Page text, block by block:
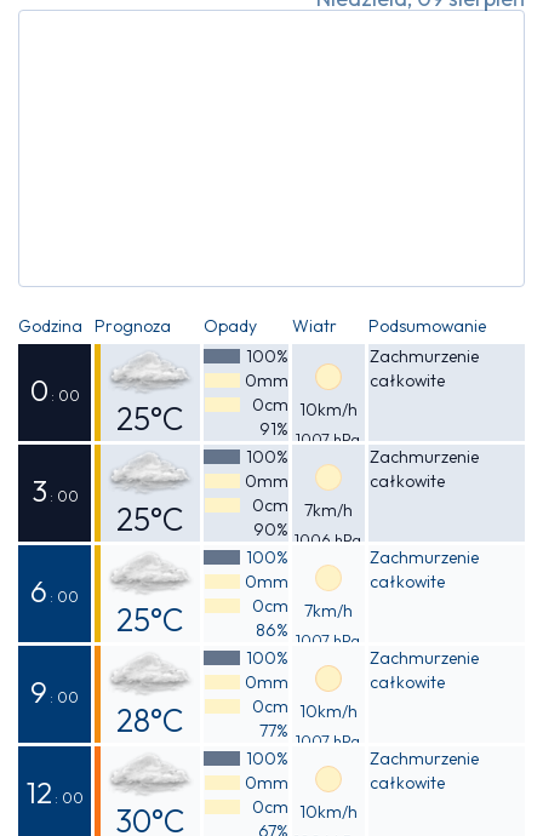
Godzina Prognoza Opady Wiatr Podsumowanie
0 : 00
25°C
Odczuwalna
26°C
100%
0mm
0cm
91%
10km/h
1007 hPa
Zachmurzenie
całkowite
3 : 00
25°C
Odczuwalna
26°C
100%
0mm
0cm
90%
7km/h
1006 hPa
Zachmurzenie
całkowite
6 : 00
25°C
Odczuwalna
26°C
100%
0mm
0cm
86%
7km/h
1007 hPa
Zachmurzenie
całkowite
9 : 00
28°C
Odczuwalna
30°C
100%
0mm
0cm
77%
10km/h
1007 hPa
Zachmurzenie
całkowite
12 : 00
30°C
100%
0mm
0cm
67%
10km/h
Zachmurzenie
całkowite